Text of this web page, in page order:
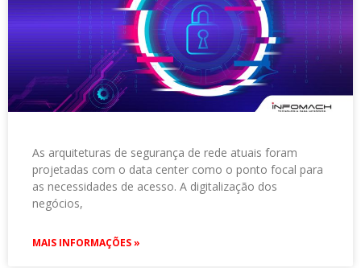
As arquiteturas de segurança de rede atuais foram
projetadas com o data center como o ponto focal para
as necessidades de acesso. A digitalização dos
negócios,
MAIS INFORMAÇÕES »